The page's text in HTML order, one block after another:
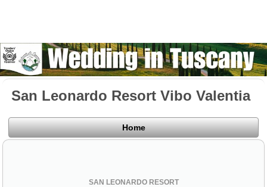
San Leonardo Resort Vibo Valentia
Home
SAN LEONARDO RESORT